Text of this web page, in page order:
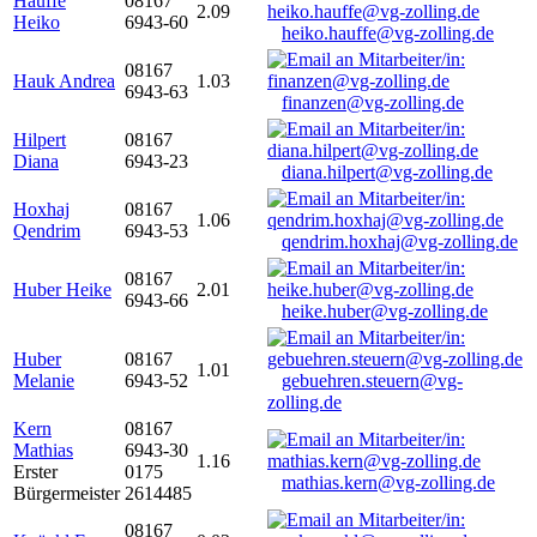
Heiko
6943-60
2.09
heiko.hauffe@vg-zolling.de
Hauk Andrea
08167
6943-63
1.03
finanzen@vg-zolling.de
Hilpert
Diana
08167
6943-23
diana.hilpert@vg-zolling.de
Hoxhaj
Qendrim
08167
6943-53
1.06
qendrim.hoxhaj@vg-zolling.de
Huber Heike
08167
6943-66
2.01
heike.huber@vg-zolling.de
Huber
Melanie
08167
6943-52
1.01
gebuehren.steuern@vg-
zolling.de
Kern
Mathias
Erster
Bürgermeister
08167
6943-30
0175
2614485
1.16
mathias.kern@vg-zolling.de
08167